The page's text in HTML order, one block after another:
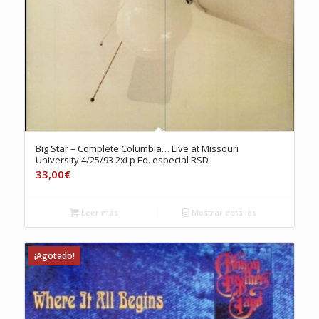
Big Star – Complete Columbia… Live at Missouri
University 4/25/93 2xLp Ed. especial RSD
33,00€
Leer más Mostrar detalles
¡Agotado!